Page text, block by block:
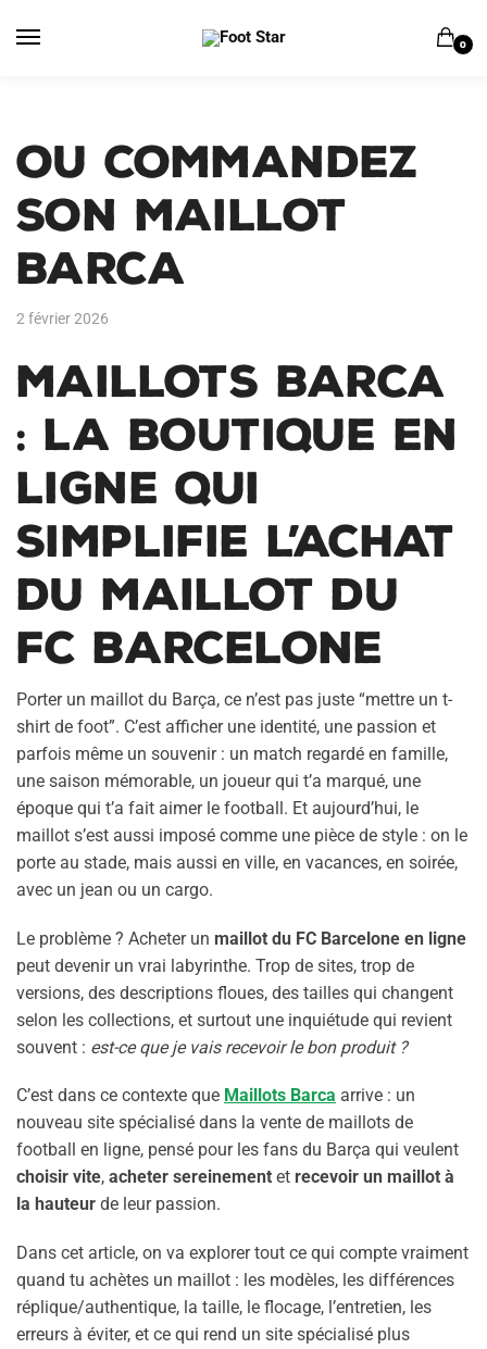
0
Ou commandez
son maillot
barca
2 février 2026
Maillots Barca
: la boutique en
ligne qui
simplifie l’achat
du maillot du
FC Barcelone
Porter un maillot du Barça, ce n’est pas juste “mettre un t-
shirt de foot”. C’est afficher une identité, une passion et
parfois même un souvenir : un match regardé en famille,
une saison mémorable, un joueur qui t’a marqué, une
époque qui t’a fait aimer le football. Et aujourd’hui, le
maillot s’est aussi imposé comme une pièce de style : on le
porte au stade, mais aussi en ville, en vacances, en soirée,
avec un jean ou un cargo.
Le problème ? Acheter un maillot du FC Barcelone en ligne
peut devenir un vrai labyrinthe. Trop de sites, trop de
versions, des descriptions floues, des tailles qui changent
selon les collections, et surtout une inquiétude qui revient
souvent : est-ce que je vais recevoir le bon produit ?
C’est dans ce contexte que Maillots Barca arrive : un
nouveau site spécialisé dans la vente de maillots de
football en ligne, pensé pour les fans du Barça qui veulent
choisir vite, acheter sereinement et recevoir un maillot à
la hauteur de leur passion.
Dans cet article, on va explorer tout ce qui compte vraiment
quand tu achètes un maillot : les modèles, les différences
réplique/authentique, la taille, le flocage, l’entretien, les
erreurs à éviter, et ce qui rend un site spécialisé plus